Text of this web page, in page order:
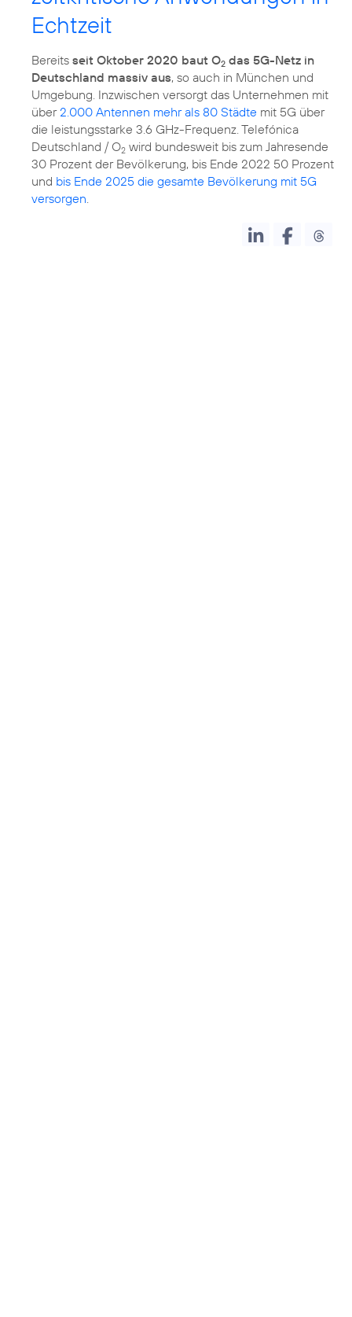
Echtzeit
Bereits seit Oktober 2020 baut O2 das 5G-Netz in
Deutschland massiv aus, so auch in München und
Umgebung. Inzwischen versorgt das Unternehmen mit
über 2.000 Antennen mehr als 80 Städte mit 5G über
die leistungsstarke 3.6 GHz-Frequenz. Telefónica
Deutschland / O2 wird bundesweit bis zum Jahresende
30 Prozent der Bevölkerung, bis Ende 2022 50 Prozent
und bis Ende 2025 die gesamte Bevölkerung mit 5G
versorgen.